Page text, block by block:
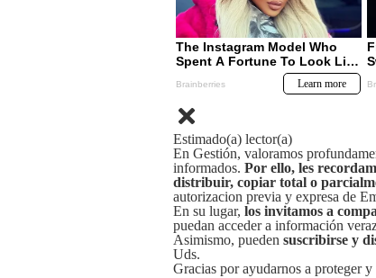
Estimado(a) lector(a)
En Gestión, valoramos
informados. Por ello, les
distribuir, copiar total o
autorizacion previa y expresa de
En su lugar, los invitamos a
puedan acceder a información
Asimismo, pueden suscribirse y
Uds.
Gracias por ayudarnos a proteger